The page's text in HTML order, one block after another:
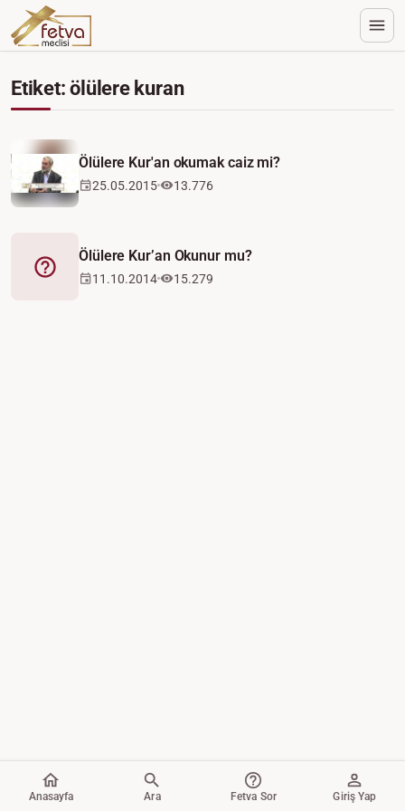
Etiket: ölülere kuran
Ölülere Kur'an okumak caiz mi?
25.05.2015 13.776
Fetva
Ölülere Kur’an Okunur mu?
11.10.2014 15.279
Anasayfa Ara Fetva Sor Giriş Yap